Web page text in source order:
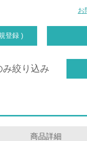
お
登録 )
み絞り込み
商品詳細